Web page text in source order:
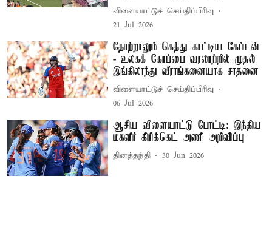
விளையாட்டுச் செய்திப்பிரிவு
21 Jul 2026
தோற்றாலும் கெத்து காட்டிய கேப்டன்
- உலகக் கோப்பை வரலாற்றில் முதல்
இங்கிலாந்து வீராங்கனையாக சாதனை
விளையாட்டுச் செய்திப்பிரிவு
06 Jul 2026
ஆசிய விளையாட்டு போட்டி: இந்திய
மகளிர் கிரிக்கெட் அணி அறிவிப்பு
தினத்தந்தி 30 Jun 2026